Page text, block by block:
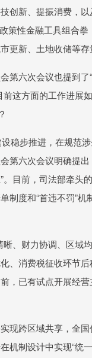
新、提振消费，
策性金融工具组合
更新、土地收储等
第六次会议也提到
这方面的工作进展
稳步推进，在规范
第六次会议明确提
目前，司法部牵头
制度和“首违不罚”
、财力协调、区域
、消费税征收环节
，已有试点开展经
现跨区域共享，全
制设计中实现“统